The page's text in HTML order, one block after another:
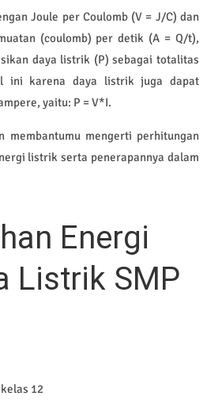
Joule per Coulomb (V = J/C) dan
(coulomb) per detik (A = Q/t),
daya listrik (P) sebagai totalitas
ini karena daya listrik juga dapat
yaitu: P = V*I.
membantumu mengerti perhitungan
listrik serta penerapannya dalam
Energi
Listrik SMP
12